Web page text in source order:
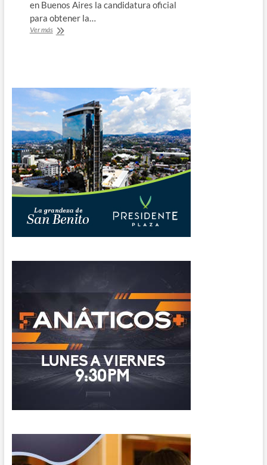
en Buenos Aires la candidatura oficial
para obtener la…
Ver másLanzan
y
Paraguay
al
Mundial
de
2030
￼